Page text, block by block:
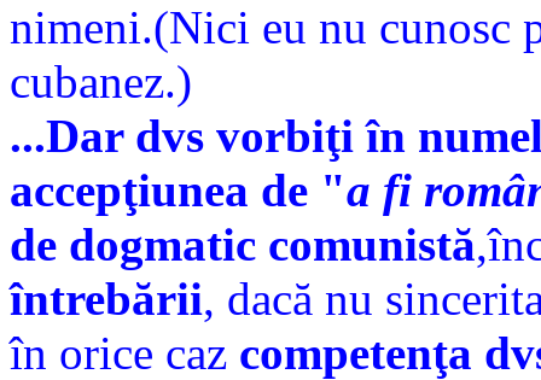
nimeni.(Nici eu nu cunosc
cubanez.)
...Dar dvs vorbiţi în
accepţiunea de "a fi
de dogmatic comunistă
întrebării, dacă nu
în orice caz competenţa